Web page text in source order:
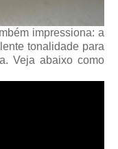
impressiona: a
tonalidade para
Veja abaixo como